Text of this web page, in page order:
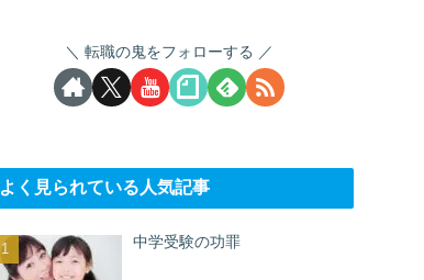
転職の鬼をフォローする
よく見られている人気記事
中学受験の功罪